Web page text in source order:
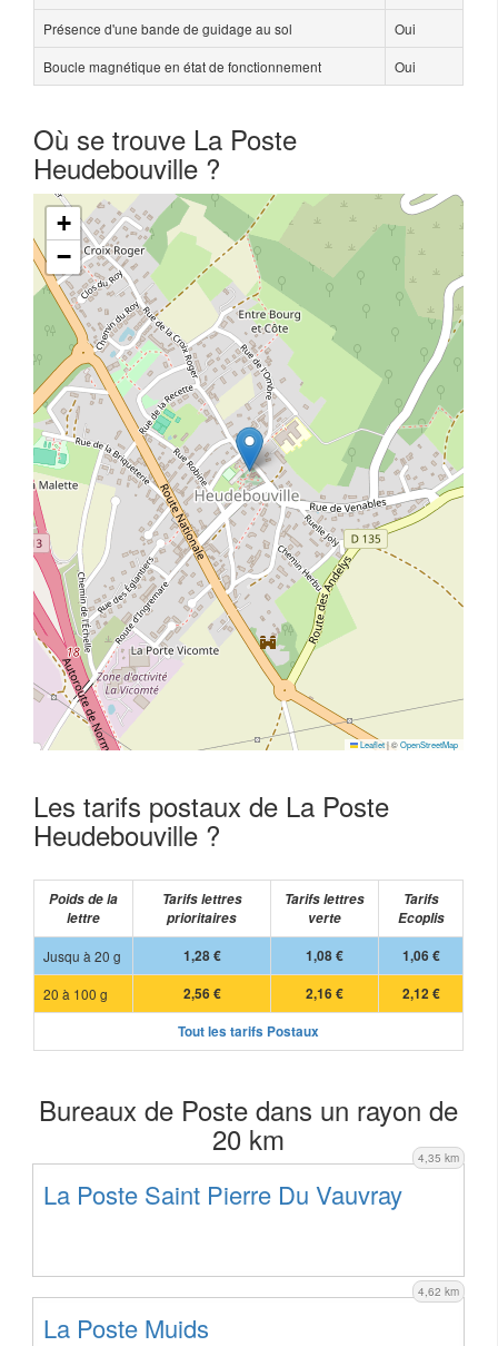
Présence d'une bande de guidage au sol
Oui
Boucle magnétique en état de fonctionnement
Oui
Où se trouve La Poste
Heudebouville ?
+
−
Leaflet|©OpenStreetMap
Les tarifs postaux de La Poste
Heudebouville ?
Poids de la
lettre
Tarifs lettres
prioritaires
Tarifs lettres
verte
Tarifs
Ecoplis
Jusqu à 20 g
1,28 € 1,08 €
1,06 €
20 à 100 g
2,56 € 2,16 €
2,12 €
Tout les tarifs Postaux
Bureaux de Poste dans un rayon de
20 km 4,35 km
La Poste Saint Pierre Du Vauvray
4,62 km
La Poste Muids